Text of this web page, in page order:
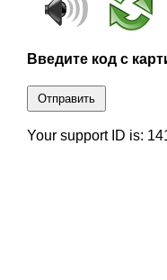
Введите код с
Отправить
Your support ID is: